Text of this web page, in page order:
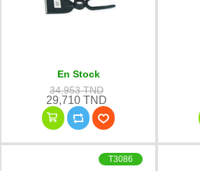
En Stock
34,953 TND
29,710 TND
T3086